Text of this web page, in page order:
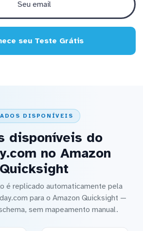
seu Teste Grátis
DISPONÍVEIS
disponíveis do
no Amazon
Quicksight
é replicado automaticamente pela
para o Amazon Quicksight —
sem mapeamento manual.